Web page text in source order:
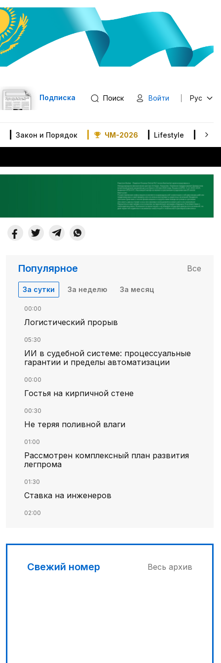
Подписка Поиск Войти Рус
Закон и Порядок ЧМ-2026 Lifestyle В
Популярное Все
За сутки За неделю За месяц
00:00
Логистический прорыв
05:30
ИИ в судебной системе: процессуальные
гарантии и пределы автоматизации
00:00
Гостья на кирпичной стене
00:30
Не теряя поливной влаги
01:00
Рассмотрен комплексный план развития
легпрома
01:30
Ставка на инженеров
02:00
02:30
Свежий номер Весь архив